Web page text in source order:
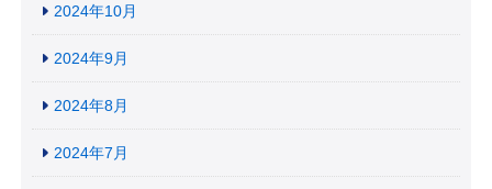
2024年10月
2024年9月
2024年8月
2024年7月